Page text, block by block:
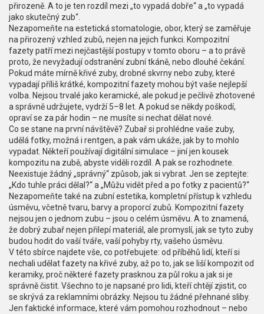
přirozeně. A to je ten rozdíl mezi „to vypadá dobře“ a „to vypadá
jako skutečný zub“.
Nezapomeňte na estetická stomatologie, obor, který se zaměřuje
na přirozený vzhled zubů, nejen na jejich funkci Kompozitní
fazety patří mezi nejčastější postupy v tomto oboru – a to právě
proto, že nevyžadují odstranění zubní tkáně, nebo dlouhé čekání.
Pokud máte mírně křivé zuby, drobné skvrny nebo zuby, které
vypadají příliš krátké, kompozitní fazety mohou být vaše nejlepší
volba. Nejsou trvalé jako keramické, ale pokud je pečlivě zhotovené
a správně udržujete, vydrží 5–8 let. A pokud se někdy poškodí,
opraví se za pár hodin – ne musíte si nechat dělat nové.
Co se stane na první návštěvě? Zubař si prohlédne vaše zuby,
udělá fotky, možná i rentgen, a pak vám ukáže, jak by to mohlo
vypadat. Někteří používají digitální simulace – jiní jen kousek
kompozitu na zubě, abyste viděli rozdíl. A pak se rozhodnete.
Neexistuje žádný „správný“ způsob, jak si vybrat. Jen se zeptejte:
„Kdo tuhle práci dělal?“ a „Můžu vidět před a po fotky z pacientů?“
Nezapomeňte také na zubní estetika, kompletní přístup k vzhledu
úsměvu, včetně tvaru, barvy a proporcí zubů Kompozitní fazety
nejsou jen o jednom zubu – jsou o celém úsměvu. A to znamená,
že dobrý zubař nejen přilepí materiál, ale promyslí, jak se tyto zuby
budou hodit do vaší tváře, vaší pohyby rty, vašeho úsměvu.
V této sbírce najdete vše, co potřebujete: od příběhů lidí, kteří si
nechali udělat fazety na křivé zuby, až po to, jak se liší kompozit od
keramiky, proč některé fazety prasknou za půl roku a jak si je
správně čistit. Všechno to je napsané pro lidi, kteří chtějí zjistit, co
se skrývá za reklamními obrázky. Nejsou tu žádné přehnané sliby.
Jen faktické informace, které vám pomohou rozhodnout – nebo